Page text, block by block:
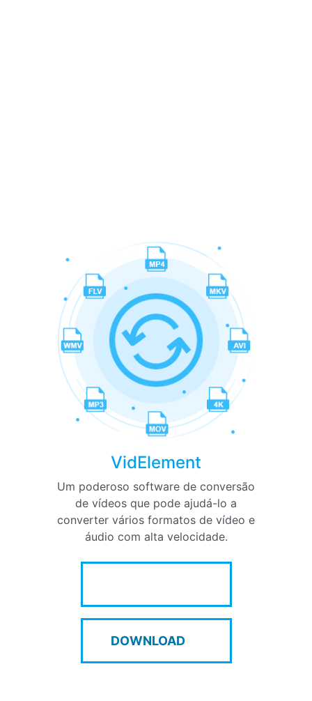
VidElement
Um poderoso software de conversão
de vídeos que pode ajudá-lo a
converter vários formatos de vídeo e
áudio com alta velocidade.
DOWNLOAD